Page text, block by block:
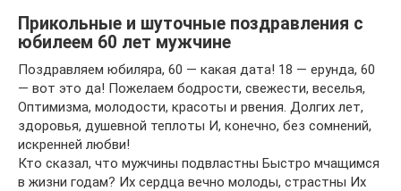
Прикольные и шуточные поздравления с
юбилеем 60 лет мужчине
Поздравляем юбиляра, 60 — какая дата! 18 — ерунда, 60
— вот это да! Пожелаем бодрости, свежести, веселья,
Оптимизма, молодости, красоты и рвения. Долгих лет,
здоровья, душевной теплоты И, конечно, без сомнений,
искренней любви!
Кто сказал, что мужчины подвластны Быстро мчащимся
в жизни годам? Их сердца вечно молоды, страстны Их